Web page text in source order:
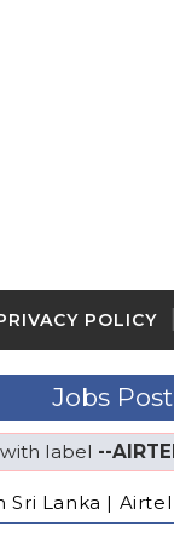
POLICY
Jobs
label --
Sri Lanka |